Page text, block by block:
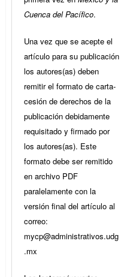
Cuenca del Pacífico.
Una vez que se acepte el
artículo para su publicación
los autores(as) deben
remitir el formato de carta-
cesión de derechos de la
publicación debidamente
requisitado y firmado por
los autores(as). Este
formato debe ser remitido
en archivo PDF
paralelamente con la
versión final del artículo al
correo:
mycp@administrativos.udg
.mx